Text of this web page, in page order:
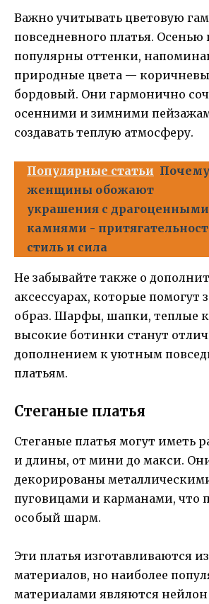
Важно учитывать цветовую
повседневного платья. Осенью
популярны оттенки,
природные цвета —
бордовый. Они гармонично
осенними и зимними
создавать теплую атмосферу.
Популярные статьи Почему
женщины обожают
украшения с драгоценными
камнями -
стиль и сила
Не забывайте также о
аксессуарах, которые помогут
образ. Шарфы, шапки, теплые
высокие ботинки станут
дополнением к уютным
платьям.
Стеганые платья
Стеганые платья могут иметь
и длины, от мини до макси.
декорированы
пуговицами и карманами, что
особый шарм.
Эти платья изготавливаются
материалов, но наиболее
материалами являются нейлон